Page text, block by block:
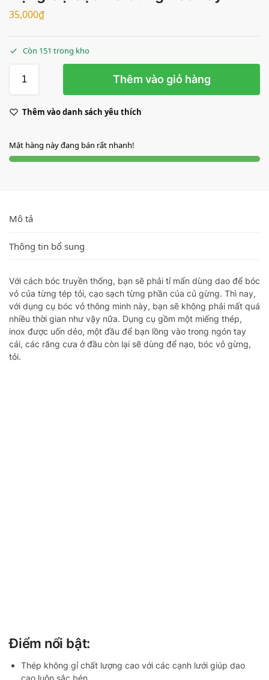
35,000₫
Còn 151 trong kho
Thêm vào giỏ hàng
Thêm vào danh sách yêu thích
Mặt hàng này đang bán rất nhanh!
Mô tả
Thông tin bổ sung
Với cách bóc truyền thống, bạn sẽ phải tỉ mẩn dùng dao để bóc
vỏ của từng tép tỏi, cạo sạch từng phần của củ gừng. Thì nay,
với dụng cụ bóc vỏ thông minh này, bạn sẽ không phải mất quá
nhiều thời gian như vậy nữa. Dụng cụ gồm một miếng thép,
inox được uốn dẻo, một đầu để bạn lồng vào trong ngón tay
cái, các răng cưa ở đầu còn lại sẽ dùng để nạo, bóc vỏ gừng,
tỏi.
Điểm nổi bật:
Thép không gỉ chất lượng cao với các cạnh lưới giúp dao